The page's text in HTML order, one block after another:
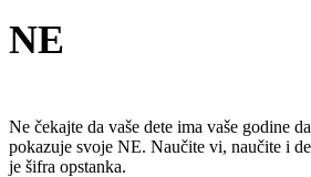
NE
Ne čekajte da vaše dete ima vaše godine
pokazuje svoje NE. Naučite vi, naučite i
je šifra opstanka.